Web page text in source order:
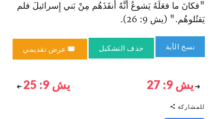
"فكانَ ما فعَلَهُ يَشوعُ أنَّهُ أنقَذَهُم مِنْ بَني إِسرائيلَ فلم
يَقتُلوهُم." (يش 9: 26).
نسخ الآية حذف التشكيل عرض تقديمي
يش 9: 27 يش 9: 25
للمشاركة